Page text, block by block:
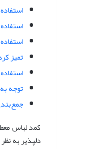
تمیز
توجه
کمد لباس
دلپذیر به